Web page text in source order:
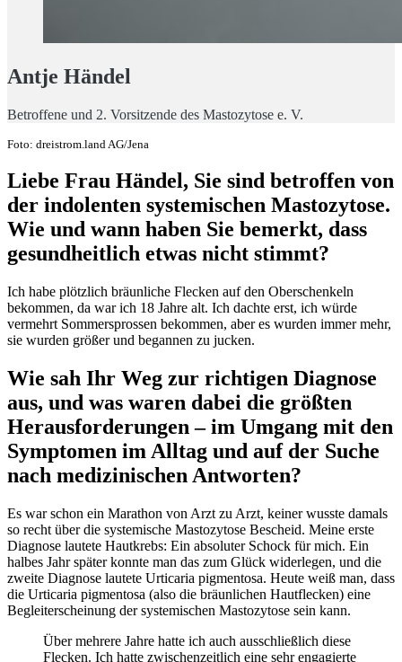
Antje Händel
Betroffene und 2. Vorsitzende des Mastozytose e. V.
Foto: dreistrom.land AG/Jena
Liebe Frau Händel, Sie sind betroffen von
der indolenten systemischen Mastozytose.
Wie und wann haben Sie bemerkt, dass
gesundheitlich etwas nicht stimmt?
Ich habe plötzlich bräunliche Flecken auf den Oberschenkeln
bekommen, da war ich 18 Jahre alt. Ich dachte erst, ich würde
vermehrt Sommersprossen bekommen, aber es wurden immer mehr,
sie wurden größer und begannen zu jucken.
Wie sah Ihr Weg zur richtigen Diagnose
aus, und was waren dabei die größten
Herausforderungen – im Umgang mit den
Symptomen im Alltag und auf der Suche
nach medizinischen Antworten?
Es war schon ein Marathon von Arzt zu Arzt, keiner wusste damals
so recht über die systemische Mastozytose Bescheid. Meine erste
Diagnose lautete Hautkrebs: Ein absoluter Schock für mich. Ein
halbes Jahr später konnte man das zum Glück widerlegen, und die
zweite Diagnose lautete Urticaria pigmentosa. Heute weiß man, dass
die Urticaria pigmentosa (also die bräunlichen Hautflecken) eine
Begleiterscheinung der systemischen Mastozytose sein kann.
Über mehrere Jahre hatte ich auch ausschließlich diese
Flecken. Ich hatte zwischenzeitlich eine sehr engagierte